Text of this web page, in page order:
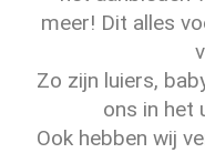
meer! Dit alles
Zo zijn luiers,
ons in het
Ook hebben wij